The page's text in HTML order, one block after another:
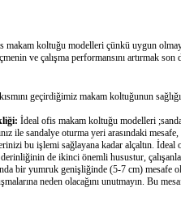
makam koltuğu modelleri çünkü uygun
ve çalışma performansını artırmak
geçirdiğimiz makam koltuğunun
İdeal ofis makam koltuğu modelleri
ile sandalye oturma yeri arasındaki
bu işlemi sağlayana kadar alçaltın.
de ikinci önemli husustur,
bir yumruk genişliğinde (5-7 cm) mesafe
neden olacağını unutmayın. Bu